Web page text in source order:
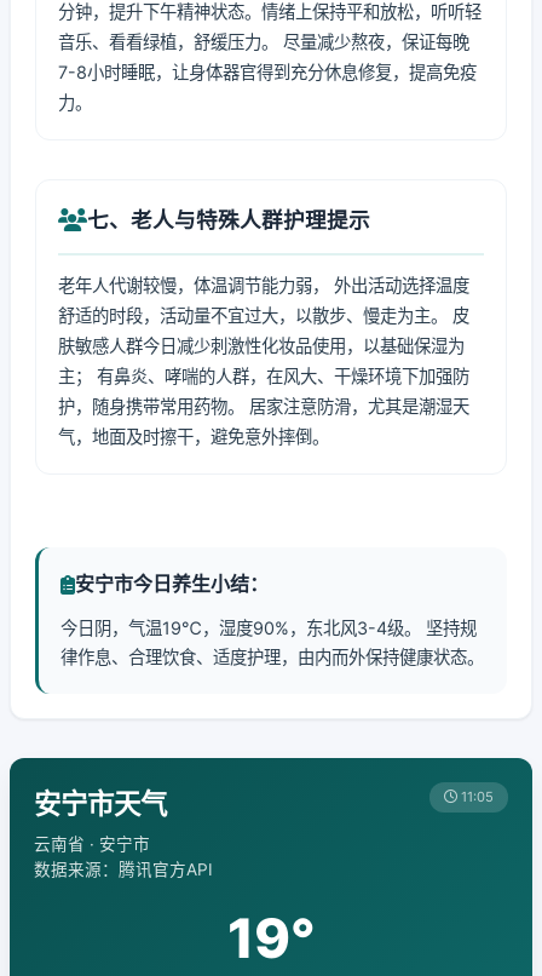
分钟，提升下午精神状态。情绪上保持平和放松，听听轻
音乐、看看绿植，舒缓压力。 尽量减少熬夜，保证每晚
7-8小时睡眠，让身体器官得到充分休息修复，提高免疫
力。
七、老人与特殊人群护理提示
老年人代谢较慢，体温调节能力弱， 外出活动选择温度
舒适的时段，活动量不宜过大，以散步、慢走为主。 皮
肤敏感人群今日减少刺激性化妆品使用，以基础保湿为
主； 有鼻炎、哮喘的人群，在风大、干燥环境下加强防
护，随身携带常用药物。 居家注意防滑，尤其是潮湿天
气，地面及时擦干，避免意外摔倒。
安宁市今日养生小结：
今日阴，气温19℃，湿度90%，东北风3-4级。 坚持规
律作息、合理饮食、适度护理，由内而外保持健康状态。
安宁市天气
云南省 · 安宁市
数据来源：腾讯官方API
11:05
19°